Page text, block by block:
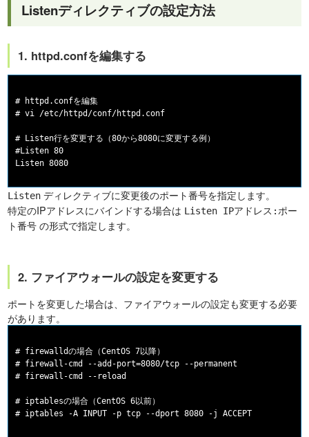
Listenディレクティブの設定方法
1. httpd.confを編集する
# httpd.confを編集
# vi /etc/httpd/conf/httpd.conf
# Listen行を変更する（80から8080に変更する例）
#Listen 80
Listen ディレクティブに変更後のポート番号を指定します。
特定のIPアドレスにバインドする場合は Listen IPアドレス:ポー
ト番号 の形式で指定します。
2. ファイアウォールの設定を変更する
ポートを変更した場合は、ファイアウォールの設定も変更する必要
があります。
# firewalldの場合（CentOS 7以降）
# firewall-cmd --add-port=8080/tcp --permanent
# firewall-cmd --reload
# iptablesの場合（CentOS 6以前）